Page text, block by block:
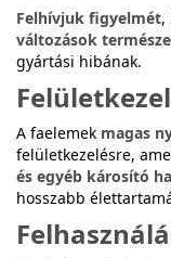
Felhívjuk figyelmét,
változások
gyártási hibának.
A faelemek magas
felületkezelésre,
és egyéb károsító
hosszabb